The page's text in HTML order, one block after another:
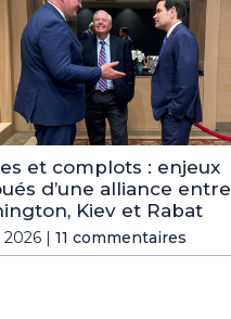
et complots : enjeux
d’une alliance entre
Kiev et Rabat
| 11 commentaires